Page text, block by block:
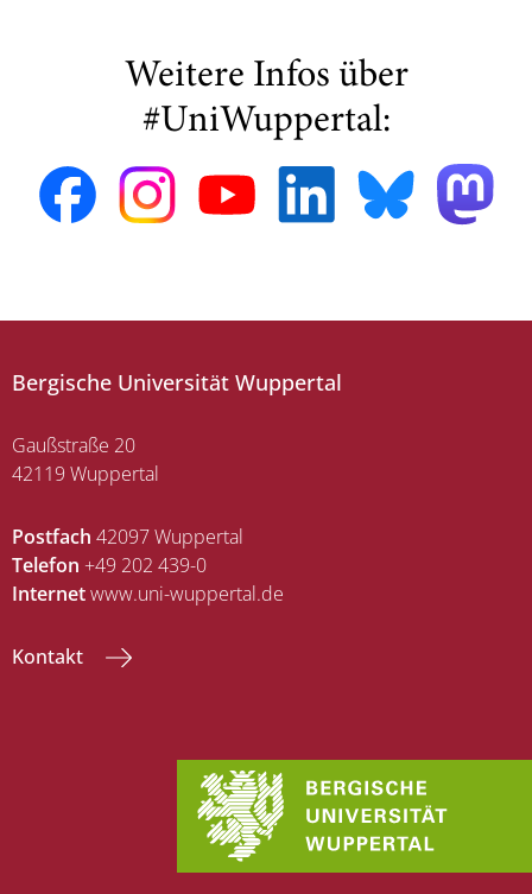
Weitere Infos über
#UniWuppertal:
Bergische Universität Wuppertal
Gaußstraße 20
42119 Wuppertal
Postfach 42097 Wuppertal
Telefon +49 202 439-0
Internetwww.uni-wuppertal.de
Kontakt